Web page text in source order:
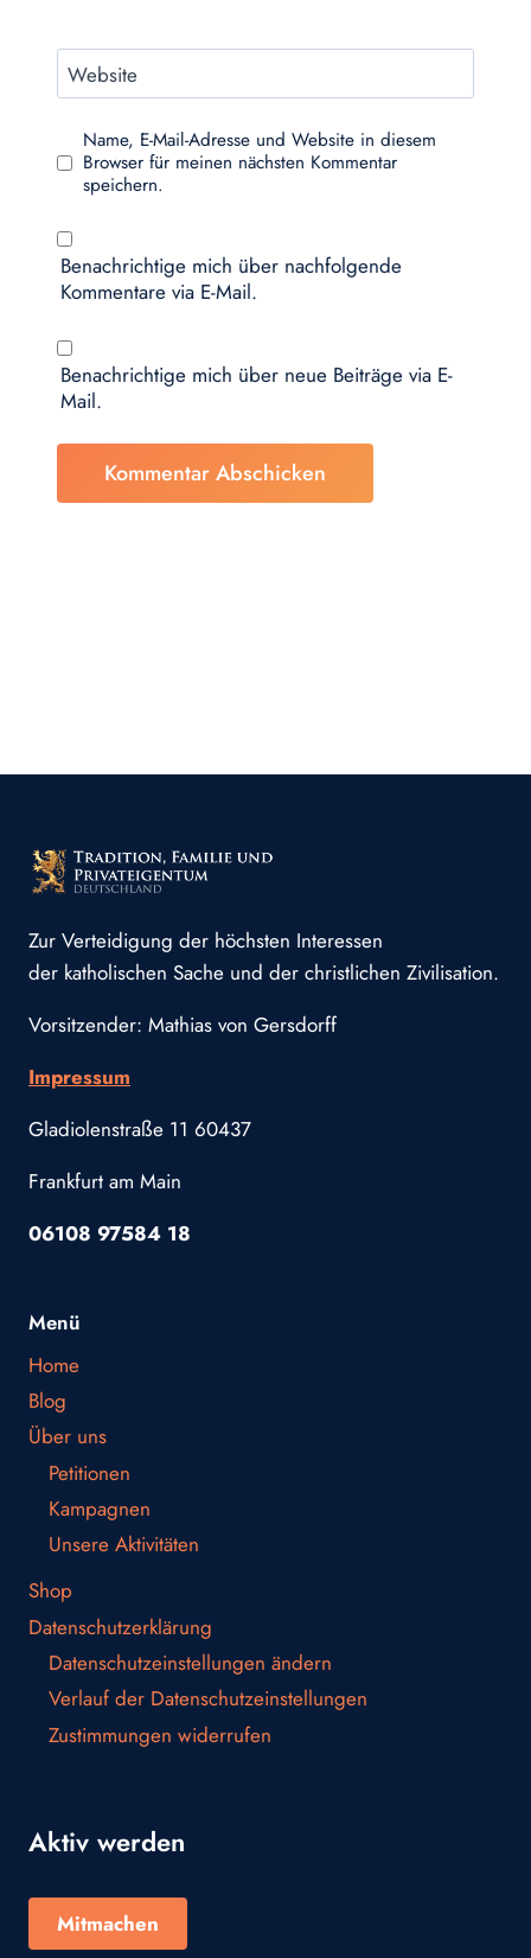
Website
Name, E-Mail-Adresse und Website in diesem
Browser für meinen nächsten Kommentar
speichern.
Benachrichtige mich über nachfolgende
Kommentare via E-Mail.
Benachrichtige mich über neue Beiträge via E-
Mail.
Zur Verteidigung der höchsten Interessen
der katholischen Sache und der christlichen Zivilisation.
Vorsitzender: Mathias von Gersdorff
Impressum
Gladiolenstraße 11 60437
Frankfurt am Main
06108 97584 18
Menü
Home
Blog
Über uns
Petitionen
Kampagnen
Unsere Aktivitäten
Shop
Datenschutzerklärung
Datenschutzeinstellungen ändern
Verlauf der Datenschutzeinstellungen
Zustimmungen widerrufen
Aktiv werden
Mitmachen